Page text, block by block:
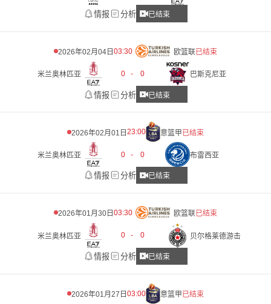
情报 分析 已结束
2026年02月04日 03:30 欧篮联已结束
米兰奥林匹亚 0 - 0 巴斯克尼亚
情报 分析 已结束
2026年02月01日 23:00 意篮甲已结束
米兰奥林匹亚 0 - 0 布雷西亚
情报 分析 已结束
2026年01月30日 03:30 欧篮联已结束
米兰奥林匹亚 0 - 0 贝尔格莱德游击
情报 分析 已结束
2026年01月27日 03:00 意篮甲已结束